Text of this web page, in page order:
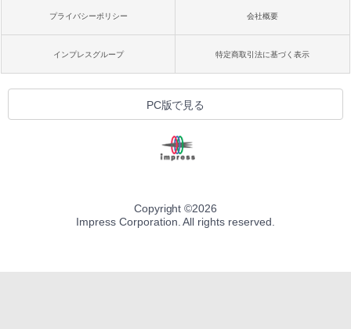
プライバシーポリシー 会社概要
インプレスグループ 特定商取引法に基づく表示
PC版で見る
Copyright ©2026
Impress Corporation. All rights reserved.